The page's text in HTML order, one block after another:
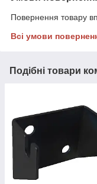
Повернення товару
Всі умови
Подібні товари